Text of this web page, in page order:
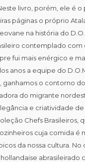
livro, porém, ele é o
páginas o próprio
na história do
contemplado com
fui mais enérgico e
anos a equipe do
ganhamos o contorno
do migrante
e criatividade de
Chefs Brasileiros,
cuja comida é
da nossa cultura. No
abrasileirado